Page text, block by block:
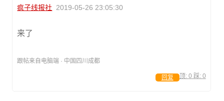
疯子线报社 2019-05-26 23:05:30
来了
跟帖来自电脑端 · 中国四川成都
顶: 0 踩: 0
回复